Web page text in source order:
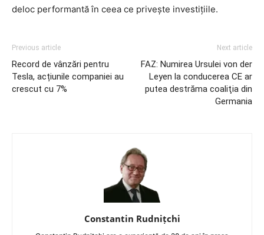
deloc performantă în ceea ce privește investițiile.
Previous article
Record de vânzări pentru
Tesla, acțiunile companiei au
crescut cu 7%
Next article
FAZ: Numirea Ursulei von der
Leyen la conducerea CE ar
putea destrăma coaliţia din
Germania
Constantin Rudnițchi